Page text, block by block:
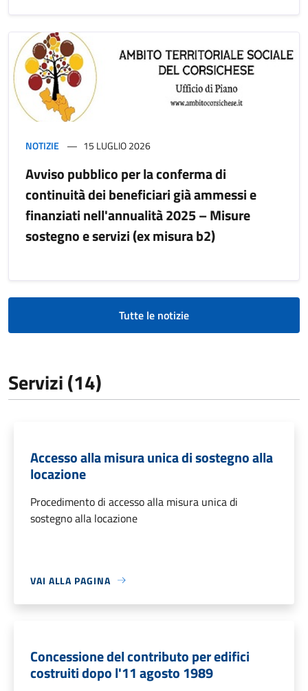
NOTIZIE 15 LUGLIO 2026
Avviso pubblico per la conferma di
continuità dei beneficiari già ammessi e
finanziati nell'annualità 2025 – Misure
sostegno e servizi (ex misura b2)
Tutte le notizie
Servizi (14)
Accesso alla misura unica di sostegno alla
locazione
Procedimento di accesso alla misura unica di
sostegno alla locazione
VAI ALLA PAGINA
Concessione del contributo per edifici
costruiti dopo l'11 agosto 1989